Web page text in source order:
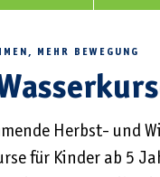
MEHR BEWEGUNG
Herbst- und
für Kinder ab 5